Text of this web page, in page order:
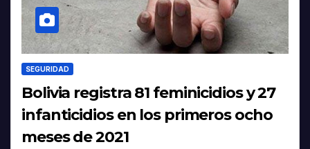
SEGURIDAD
Bolivia registra 81 feminicidios y 27
infanticidios en los primeros ocho
meses de 2021